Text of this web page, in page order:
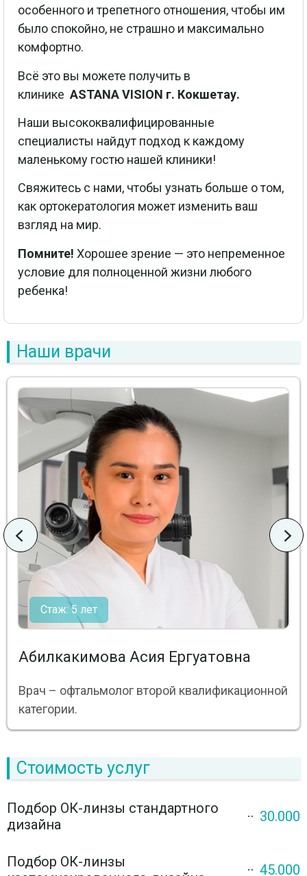
особенного и трепетного отношения, чтобы им
было спокойно, не страшно и максимально
комфортно.
Всё это вы можете получить в
клинике ASTANA VISION г. Кокшетау.
Наши высококвалифицированные
специалисты найдут подход к каждому
маленькому гостю нашей клиники!
Свяжитесь с нами, чтобы узнать больше о том,
как ортокератология может изменить ваш
взгляд на мир.
Помните! Хорошее зрение — это непременное
условие для полноценной жизни любого
ребенка!
Наши врачи
Стаж: 5 лет
Абилкакимова Асия Ергуатовна
Врач – офтальмолог второй квалификационной
категории.
Стоимость услуг
Подбор ОК-линзы стандартного
дизайна
30.000
Подбор ОК-линзы
45.000